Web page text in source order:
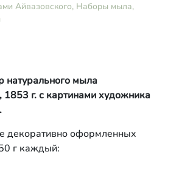
Айвазовского, Наборы мыла,
натурального мыла
г. с картинами художника
декоративно оформленных
г каждый: